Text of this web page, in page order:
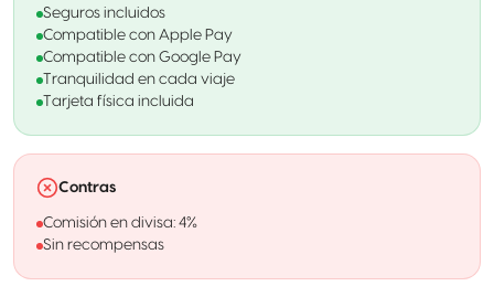
Seguros incluidos
Compatible con Apple Pay
Compatible con Google Pay
Tranquilidad en cada viaje
Tarjeta física incluida
Contras
Comisión en divisa: 4%
Sin recompensas